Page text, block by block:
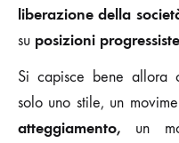
liberazione della
su posizioni
Si capisce bene allora
solo uno stile, un
atteggiamento, un